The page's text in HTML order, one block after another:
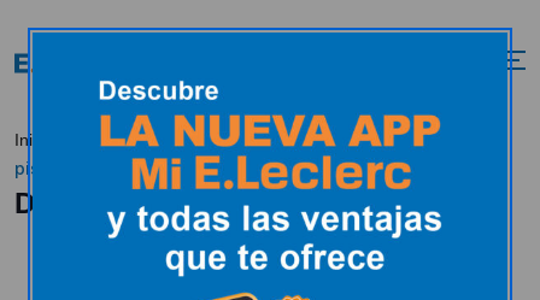
Inicio Tendencias Alimentación
Día mundial del
pistacho
Día mundial del pistacho